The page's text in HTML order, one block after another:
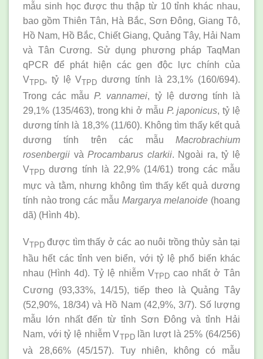
mẫu sinh học được thu thập từ 10 tỉnh khác nhau,
bao gồm Thiên Tân, Hà Bắc, Sơn Đông, Giang Tô,
Hồ Nam, Hồ Bắc, Chiết Giang, Quảng Tây, Hải Nam
và Tân Cương. Sử dụng phương pháp TaqMan
qPCR để phát hiện các gen độc lực chính của
VTPD, tỷ lệ VTPD dương tính là 23,1% (160/694).
Trong các mẫuP. vannamei, tỷ lệ dương tính là
29,1% (135/463), trong khi ở mẫu P. japonicus, tỷ lệ
dương tính là 18,3% (11/60). Không tìm thấy kết quả
dương tính trên các mẫu Macrobrachium
rosenbergii vàProcambarus clarkii. Ngoài ra, tỷ lệ
VTPD dương tính là 22,9% (14/61) trong các mẫu
mực và tằm, nhưng không tìm thấy kết quả dương
tính nào trong các mẫu Margarya melanoide (hoang
dã) (Hình 4b).
VTPD được tìm thấy ở các ao nuôi trồng thủy sản tại
hầu hết các tỉnh ven biển, với tỷ lệ phổ biến khác
nhau (Hình 4d). Tỷ lệ nhiễm VTPD cao nhất ở Tân
Cương (93,33%, 14/15), tiếp theo là Quảng Tây
(52,90%, 18/34) và Hồ Nam (42,9%, 3/7). Số lượng
mẫu lớn nhất đến từ tỉnh Sơn Đông và tỉnh Hải
Nam, với tỷ lệ nhiễm VTPDlần lượt là 25% (64/256)
và 28,66% (45/157). Tuy nhiên, không có mẫu